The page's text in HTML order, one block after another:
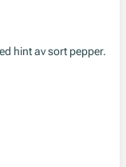
hint av sort pepper.